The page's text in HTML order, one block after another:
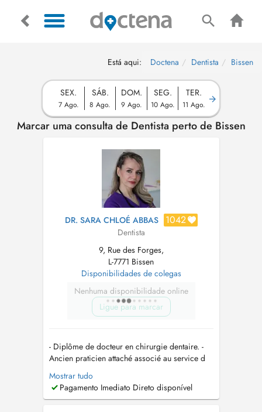
Está aqui: Doctena Dentista Bissen
SEX.
7 Ago.
SÁB.
8 Ago.
DOM.
9 Ago.
SEG.
10 Ago.
TER.
11 Ago.
Marcar uma consulta de Dentista perto de Bissen
DR. SARA CHLOÉ ABBAS 1042
Dentista
9, Rue des Forges,
L-7771 Bissen
Disponibilidades de colegas
Nenhuma disponibilidade online
Ligue para marcar
- Diplôme de docteur en chirurgie dentaire. -
Ancien praticien attaché associé au service d
´odontologie au APHP ,Hôpital Henri Mondor
Créteil,Île-de-France. -Diplôme universitaire
Croissance cranio-faciale orthopédie dento-
Mostrar tudo
Pagamento Imediato Direto disponível